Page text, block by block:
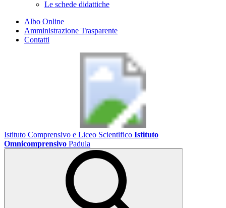
Le schede didattiche
Albo Online
Amministrazione Trasparente
Contatti
Istituto Comprensivo e Liceo Scientifico Istituto
Omnicomprensivo Padula